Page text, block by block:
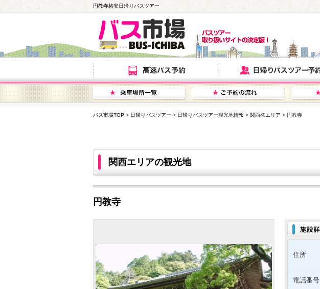
円教寺格安日帰りバスツアー
バス市場TOP > 日帰りバスツアー > 日帰りバスツアー観光地情報 > 関西発エリア > 円教寺
関西エリアの観光地
円教寺
住所
電話番号